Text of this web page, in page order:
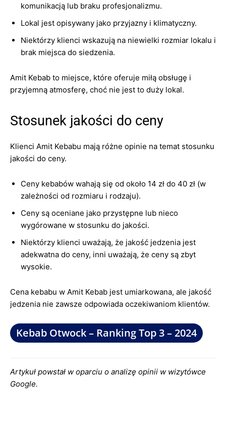
komunikacją lub braku profesjonalizmu.
Lokal jest opisywany jako przyjazny i klimatyczny.
Niektórzy klienci wskazują na niewielki rozmiar lokalu i
brak miejsca do siedzenia.
Amit Kebab to miejsce, które oferuje miłą obsługę i
przyjemną atmosferę, choć nie jest to duży lokal.
Stosunek jakości do ceny
Klienci Amit Kebabu mają różne opinie na temat stosunku
jakości do ceny.
Ceny kebabów wahają się od około 14 zł do 40 zł (w
zależności od rozmiaru i rodzaju).
Ceny są oceniane jako przystępne lub nieco
wygórowane w stosunku do jakości.
Niektórzy klienci uważają, że jakość jedzenia jest
adekwatna do ceny, inni uważają, że ceny są zbyt
wysokie.
Cena kebabu w Amit Kebab jest umiarkowana, ale jakość
jedzenia nie zawsze odpowiada oczekiwaniom klientów.
Kebab Otwock – Ranking Top 3 – 2024
Artykuł powstał w oparciu o analizę opinii w wizytówce
Google.